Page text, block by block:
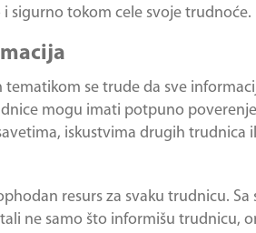
sigurno tokom cele svoje trudnoće.
se trude da sve
mogu imati potpuno
iskustvima drugih trudnica
resurs za svaku trudnicu.
ne samo što informišu trudnicu,